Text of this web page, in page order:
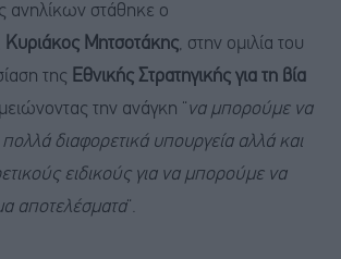
ανηλίκων στάθηκε ο
Κυριάκος Μητσοτάκης, στην ομιλία του
της Εθνικής Στρατηγικής για τη βία
την ανάγκη “να μπορούμε να
διαφορετικά υπουργεία αλλά και
ειδικούς για να μπορούμε να
αποτελέσματα“.